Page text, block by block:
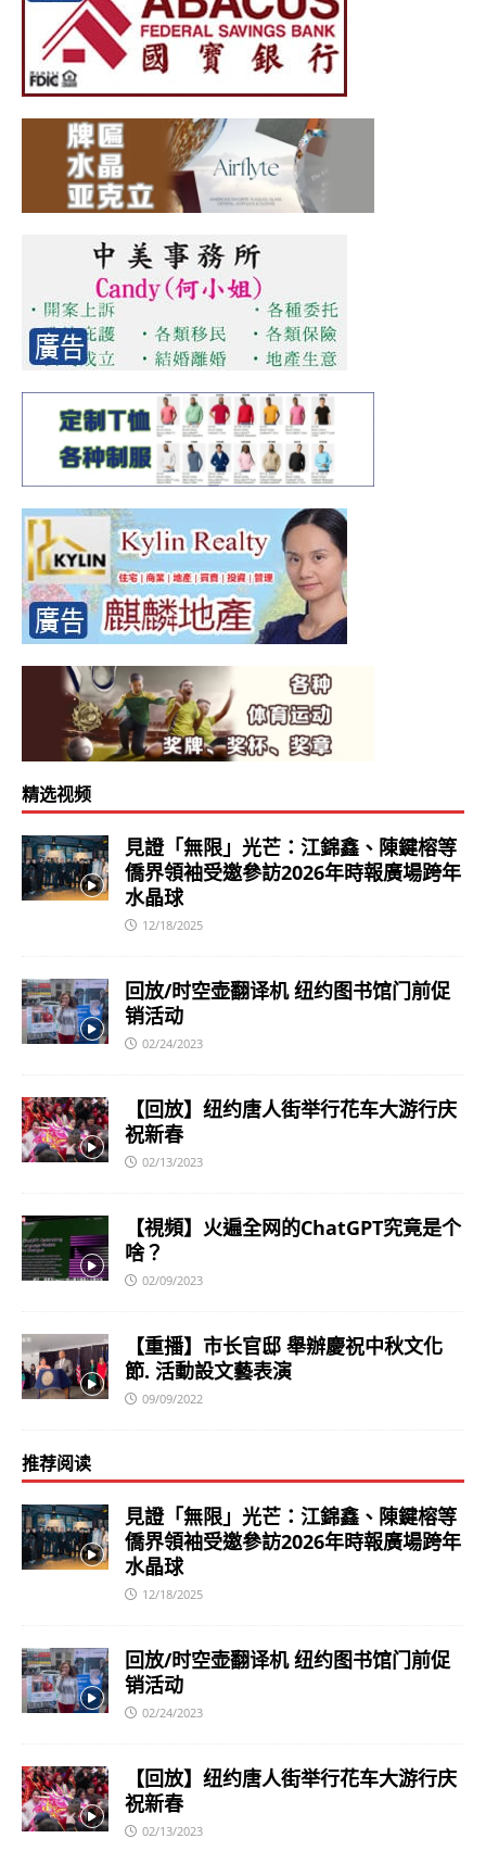
精选视频
見證「無限」光芒：江錦鑫、陳鍵榕等
僑界領袖受邀參訪2026年時報廣場跨年
水晶球
12/18/2025
回放/时空壶翻译机 纽约图书馆门前促
销活动
02/24/2023
【回放】纽约唐人街举行花车大游行庆
祝新春
02/13/2023
【視頻】火遍全网的ChatGPT究竟是个
啥？
02/09/2023
【重播】市长官邸 舉辦慶祝中秋文化
節. 活動設文藝表演
09/09/2022
推荐阅读
見證「無限」光芒：江錦鑫、陳鍵榕等
僑界領袖受邀參訪2026年時報廣場跨年
水晶球
12/18/2025
回放/时空壶翻译机 纽约图书馆门前促
销活动
02/24/2023
【回放】纽约唐人街举行花车大游行庆
祝新春
02/13/2023